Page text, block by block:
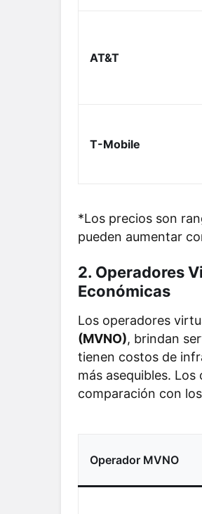
AT&T
T-Mobile
*Los precios son
pueden aumentar
2. Operadores
Económicas
Los operadores
(MVNO), brindan
tienen costos de
más asequibles.
comparación con
Operador MVNO